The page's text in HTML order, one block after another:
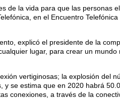
de la vida para que las personas
en el Encuentro
explicó el presidente de la
lugar, para crear un mundo
vertiginosas; la explosión del
se estima que en 2020 habrá
conexiones, a través de la